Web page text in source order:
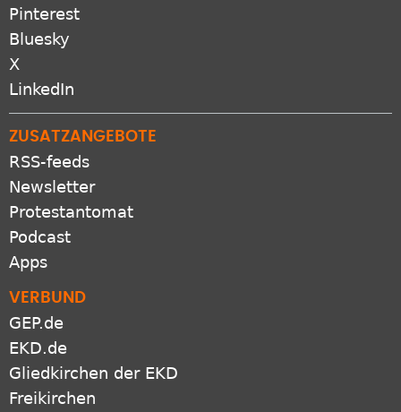
Pinterest
Bluesky
X
LinkedIn
ZUSATZANGEBOTE
RSS-feeds
Newsletter
Protestantomat
Podcast
Apps
VERBUND
GEP.de
EKD.de
Gliedkirchen der EKD
Freikirchen